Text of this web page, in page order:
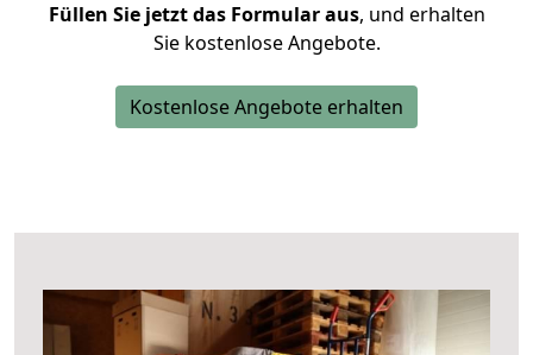
Füllen Sie jetzt das Formular aus, und erhalten
Sie kostenlose Angebote.
Kostenlose Angebote erhalten